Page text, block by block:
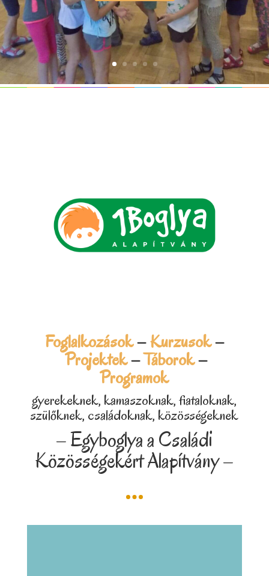
Foglalkozások–Kurzusok–
Projektek–Táborok–
Programok
gyerekeknek, kamaszoknak, fiataloknak,
szülőknek, családoknak, közösségeknek
– Egyboglya a Családi
Közösségekért Alapítvány –